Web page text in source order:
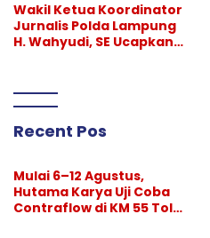
Wakil Ketua Koordinator
Jurnalis Polda Lampung
H. Wahyudi, SE Ucapkan
Lampung
Recent Pos
Mulai 6–12 Agustus,
Hutama Karya Uji Coba
Contraflow di KM 55 Tol